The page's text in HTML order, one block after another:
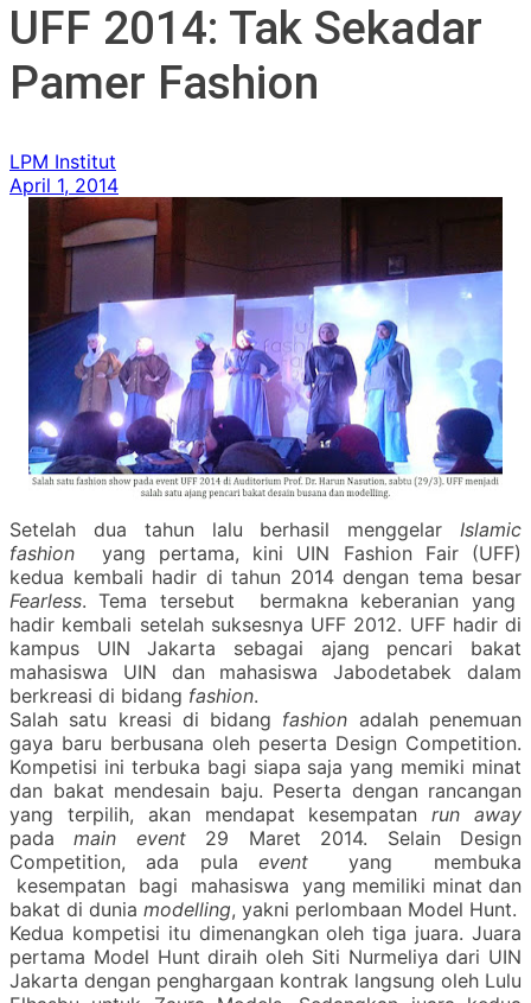
UFF 2014: Tak Sekadar
Pamer Fashion
LPM Institut
April 1, 2014
Setelah dua tahun lalu berhasil menggelar Islamic
fashion yang pertama, kini UIN Fashion Fair (UFF)
kedua kembali hadir di tahun 2014 dengan tema besar
Fearless. Tema tersebut bermakna keberanian yang
hadir kembali setelah suksesnya UFF 2012. UFF hadir di
kampus UIN Jakarta sebagai ajang pencari bakat
mahasiswa UIN dan mahasiswa Jabodetabek dalam
berkreasi di bidang fashion.
Salah satu kreasi di bidang fashion adalah penemuan
gaya baru berbusana oleh peserta Design Competition.
Kompetisi ini terbuka bagi siapa saja yang memiki minat
dan bakat mendesain baju. Peserta dengan rancangan
yang terpilih, akan mendapat kesempatanrun away
padamain event29 Maret 2014. Selain Design
Competition, ada pula eventyang membuka
kesempatan bagi mahasiswa yang memiliki minat dan
bakat di dunia modelling, yakni perlombaan Model Hunt.
Kedua kompetisi itu dimenangkan oleh tiga juara. Juara
pertama Model Hunt diraih oleh Siti Nurmeliya dari UIN
Jakarta dengan penghargaan kontrak langsung oleh Lulu